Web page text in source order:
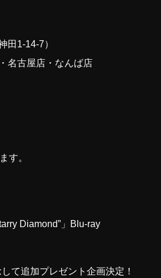
田1-14-7）
名古屋店・なんば店
す。
Diamond”」Blu-ray
て追加プレゼント企画決定！